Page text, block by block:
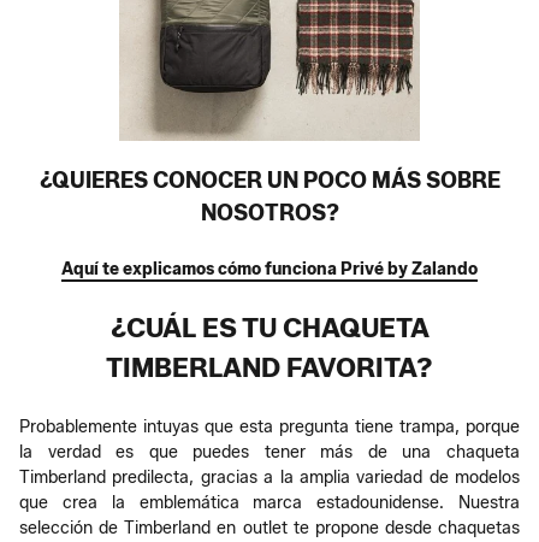
¿QUIERES CONOCER UN POCO MÁS SOBRE
NOSOTROS?
Aquí te explicamos cómo funciona Privé by Zalando
¿CUÁL ES TU CHAQUETA
TIMBERLAND FAVORITA?
Probablemente intuyas que esta pregunta tiene trampa, porque
la verdad es que puedes tener más de una chaqueta
Timberland predilecta, gracias a la amplia variedad de modelos
que crea la emblemática marca estadounidense. Nuestra
selección de Timberland en outlet te propone desde chaquetas